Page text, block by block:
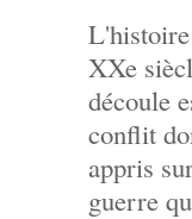
XXe
découle
conflit
appris
guerre